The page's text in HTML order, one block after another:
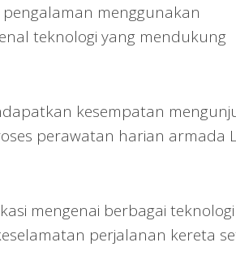
menggunakan
teknologi yang mendukung
kesempatan
perawatan harian armada
mengenai berbagai
perjalanan kereta